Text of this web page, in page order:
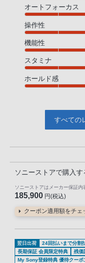
オートフォーカス
操作性
機能性
スタミナ
ホールド感
すべての
ソニーストアで購入す
ソニーストアはメーカー保証内
185,900 円(税込)
クーポン適用額をチェ
翌日出荷 24回払いまで分割
長期保証 会員限定特典
残価
My Sony登録特典 優待クーポ